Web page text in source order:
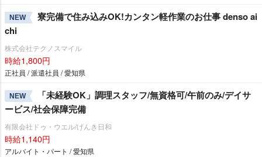
NEW
寮完備で住み込みOK!カンタン軽作業のお仕事 denso ai
chi
株式会社テクノスマイル
時給1,800円
正社員 / 派遣社員 / 愛知県
NEW
「未経験OK」調理スタッフ/無資格可/午前のみ/デイサ
ービス/社会保障完備
有限会社ドゥ・ウエル/げんき日和
時給1,140円
アルバイト・パート / 愛知県